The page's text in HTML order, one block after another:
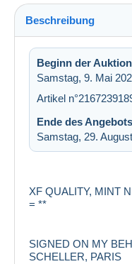
Beschreibung
Beginn der
Samstag, 9. Mai
Artikel
Ende des
Samstag, 29.
XF QUALITY, MINT
= **
SIGNED ON MY
SCHELLER, PARIS